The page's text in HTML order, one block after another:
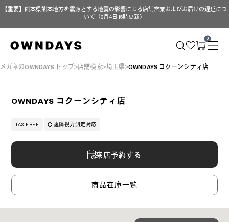
【重要】熊本県熊本地方を震源とする地震の影響による店舗営業およびお届けの遅延につ
いて（8月4日 15時更新）
0
メガネのOWNDAYS トップ 店舗検索 埼玉県 OWNDAYS コクーンシティ店
OWNDAYS コクーンシティ店
TAX FREE 遠隔視力測定対応
来店予約する
商品在庫一覧